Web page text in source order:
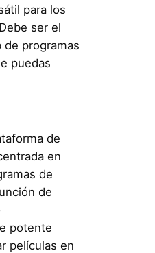
para los
ser el
programas
puedas
de
en
de
de
potente
películas en